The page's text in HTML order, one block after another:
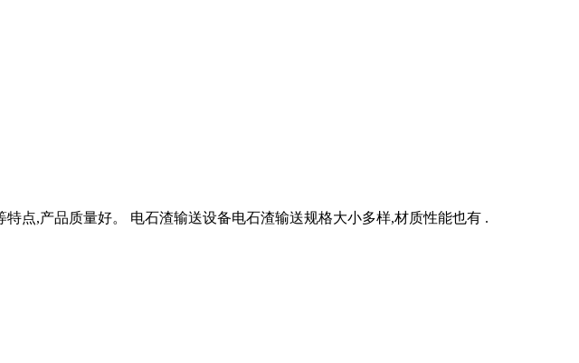
点,产品质量好。 电石渣输送设备电石渣输送规格大小多样,材质性能也有 .